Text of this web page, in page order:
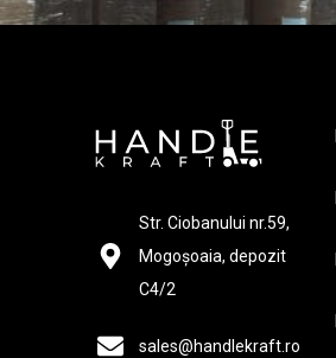
Str. Ciobanului nr.59,
Mogoșoaia, depozit
C4/2
sales@handlekraft.ro